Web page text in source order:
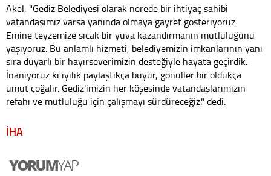
Akel, "Gediz Belediyesi olarak nerede bir ihtiyaç sahibi
vatandaşımız varsa yanında olmaya gayret gösteriyoruz.
Emine teyzemize sıcak bir yuva kazandırmanın mutluluğunu
yaşıyoruz. Bu anlamlı hizmeti, belediyemizin imkanlarının yanı
sıra duyarlı bir hayırseverimizin desteğiyle hayata geçirdik.
İnanıyoruz ki iyilik paylaştıkça büyür, gönüller bir oldukça
umut çoğalır. Gediz'imizin her köşesinde vatandaşlarımızın
refahı ve mutluluğu için çalışmayı sürdüreceğiz." dedi.
İHA